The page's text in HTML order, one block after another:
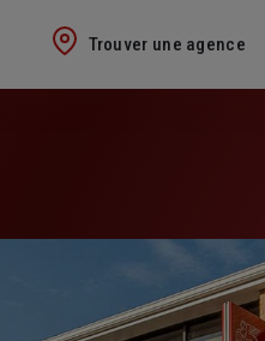
Trouver une agence